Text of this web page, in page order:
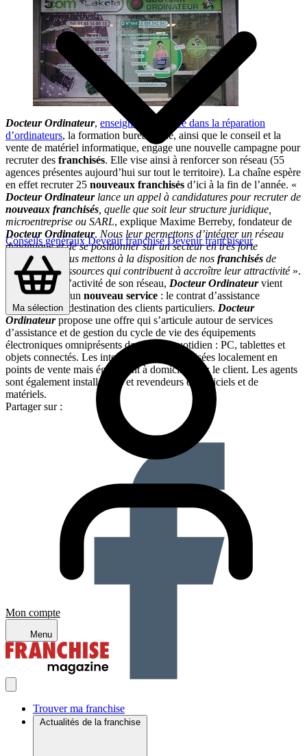
Conseils générauxDevenir franchiséDevenir franchiseur
Ma sélection
Mon compte
Menu
Trouver ma franchise
Actualités de la franchise
Docteur Ordinateur, enseigne spécialisée dans la réparation
d’ordinateurs, la formation bureautique, ainsi que le conseil et la
vente de matériel informatique, engage une nouvelle campagne pour
recruter des franchisés. Elle vise ainsi à renforcer son réseau (55
agences présentes aujourd’hui sur tout le territoire). La chaîne espère
en effet recruter 25 nouveaux franchisés d’ici à la fin de l’année. «
Docteur Ordinateurlance un appel à candidatures pour recruter de
nouveaux franchisés , quelle que soit leur structure juridique,
microentreprise ou SARL, explique Maxime Berreby, fondateur de
Docteur Ordinateur. Nous leur permettons d’intégrer un réseau
dynamique et de se positionner sur un secteur en très forte
croissance. Nous mettons à la disposition de nos franchisés de
nombreuses ressources qui contribuent à accroître leur attractivité».
Pour soutenir l’activité de son réseau, Docteur Ordinateurvient
ainsi de lancer un nouveau service : le contrat d’assistance
SÉRÉNITÉ à destination des clients particuliers. Docteur
Ordinateurpropose une offre qui s’articule autour de services
d’assistance et de gestion du cycle de vie des équipements
électroniques omniprésents dans notre quotidien : PC, tablettes et
objets connectés. Les interventions sont réalisées localement en
points de vente mais également à domicile chez le client. Les agents
sont également installateurs et revendeurs de logiciels et de
matériels.
Partager sur :